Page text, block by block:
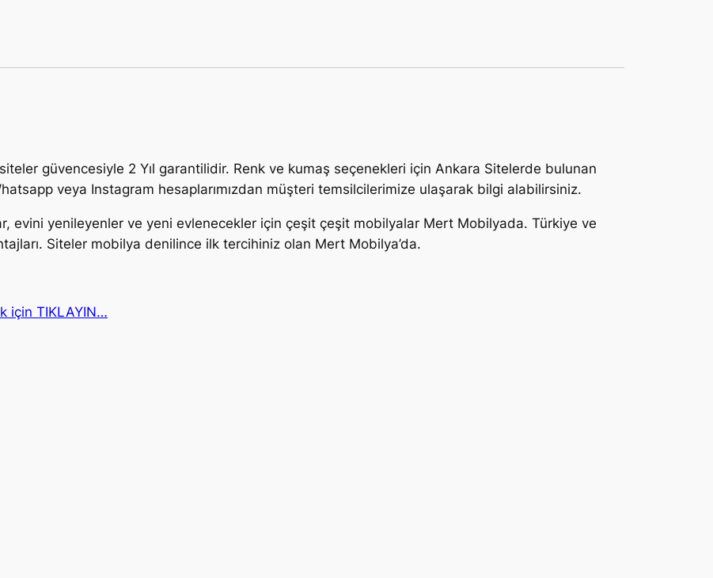
güvencesiyle 2 Yıl garantilidir. Renk ve kumaş seçenekleri için Ankara Sitelerde bulunan
veya Instagram hesaplarımızdan müşteri temsilcilerimize ulaşarak bilgi alabilirsiniz.
evini yenileyenler ve yeni evlenecekler için çeşit çeşit mobilyalar Mert Mobilyada. Türkiye ve
Siteler mobilya denilince ilk tercihiniz olan Mert Mobilya’da.
için TIKLAYIN…